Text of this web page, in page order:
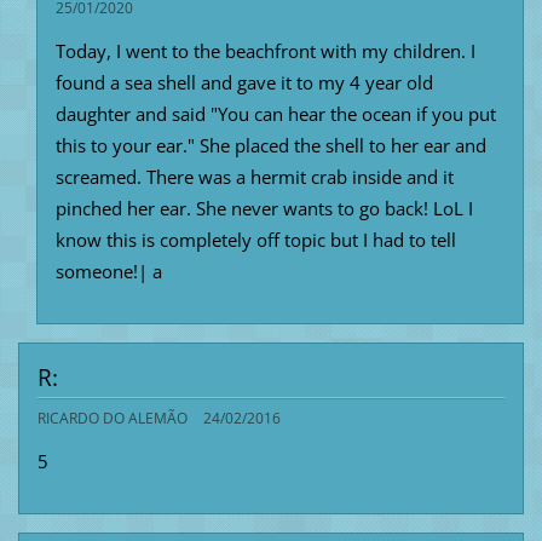
25/01/2020
Today, I went to the beachfront with my children. I
found a sea shell and gave it to my 4 year old
daughter and said "You can hear the ocean if you put
this to your ear." She placed the shell to her ear and
screamed. There was a hermit crab inside and it
pinched her ear. She never wants to go back! LoL I
know this is completely off topic but I had to tell
someone!| а
R:
RICARDO DO ALEMÃO 24/02/2016
5